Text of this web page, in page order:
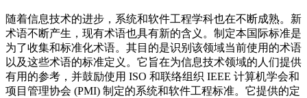
随着信息技术的进步，系统和软件工程学科也在不断成熟。新
术语不断产生，现有术语也具有新的含义。制定本国际标准是
为了收集和标准化术语。其目的是识别该领域当前使用的术语
以及这些术语的标准定义。它旨在为信息技术领域的人们提供
有用的参考，并鼓励使用 ISO 和联络组织 IEEE 计算机学会和
项目管理协会 (PMI) 制定的系统和软件工程标准。它提供的定